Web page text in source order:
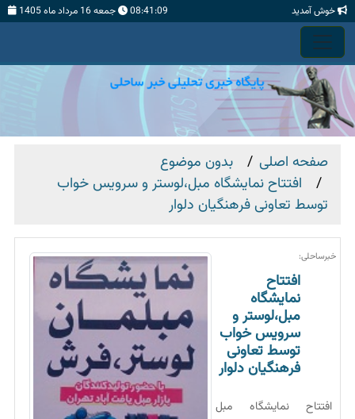
خوش آمدید 08:41:10 جمعه 16 مرداد ماه 1405
صفحه اصلی
بدون موضوع
افتتاح نمایشگاه مبل،لوستر و سرویس خواب
توسط تعاونی فرهنگیان دلوار
خبرساحلی:
افتتاح
نمایشگاه
مبل،لوستر و
سرویس خواب
توسط تعاونی
فرهنگیان دلوار
افتتاح نمایشگاه مبل